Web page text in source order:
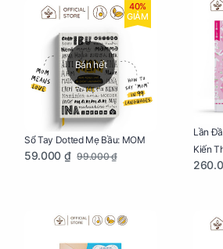
Bán hết
40%
GIẢM
Sổ Tay Dotted Mẹ Bầu: MOM
59.000 ₫ 99.000 ₫
Lần
Kiến
Thai